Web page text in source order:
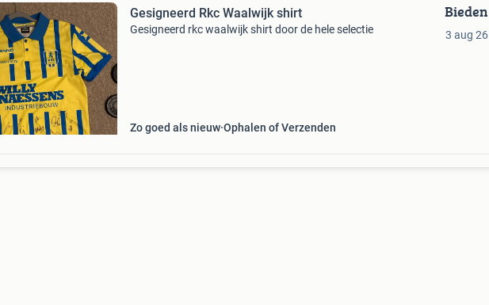
Gesigneerd Rkc Waalwijk shirt
Gesigneerd rkc waalwijk shirt door de hele selectie
Zo goed als nieuw Ophalen of Verzenden
Bieden
3 aug 26